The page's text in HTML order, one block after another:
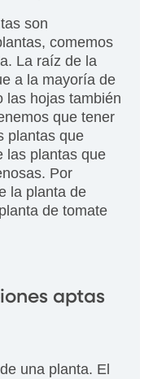
son
comemos
La raíz de la
a la mayoría de
las hojas también
que tener
plantas que
las plantas que
Por
la planta de
de tomate
aptas
una planta. El